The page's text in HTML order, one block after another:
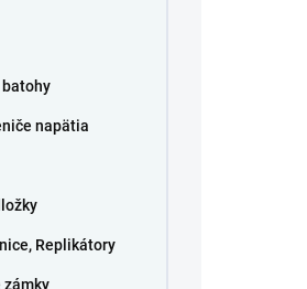
batohy
napätia
Replikátory
zámky